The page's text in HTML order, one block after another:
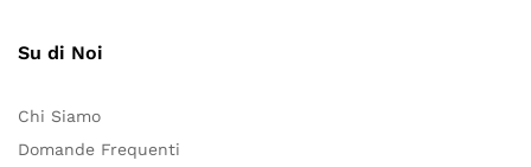
Su di Noi
Chi Siamo
Domande Frequenti